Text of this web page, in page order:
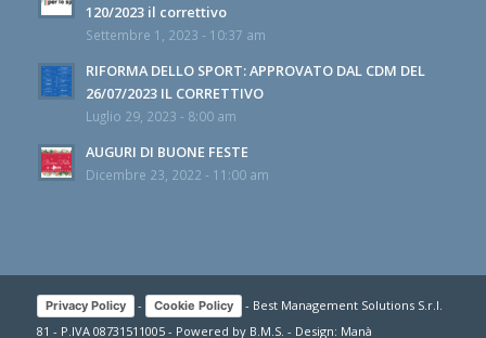
120/2023 il correttivo
Settembre 1, 2023 - 10:37 am
RIFORMA DELLO SPORT: APPROVATO DAL CDM DEL
26/07/2023 IL CORRETTIVO
Luglio 29, 2023 - 8:00 am
AUGURI DI BUONE FESTE
Dicembre 23, 2022 - 11:00 am
Privacy Policy - Cookie Policy
- Best Management Solutions S.r.l.
81 - P.IVA 08731511005 - Powered by B.M.S. - Design: Manà